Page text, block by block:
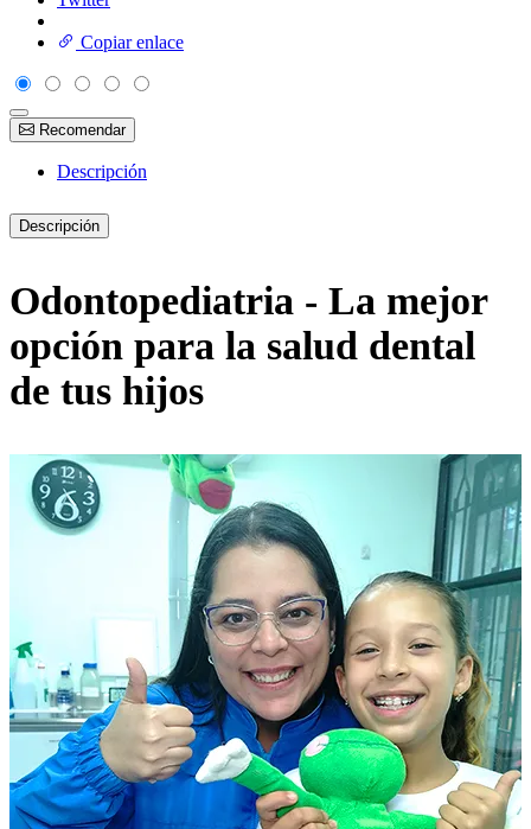
Copiar enlace
Recomendar
Descripción
Descripción
Odontopediatria - La mejor
opción para la salud dental
de tus hijos